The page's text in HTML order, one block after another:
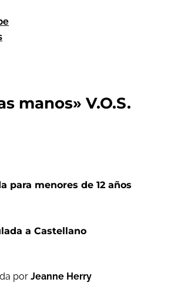
manos» V.O.S.
para menores de 12 años
a Castellano
por Jeanne Herry